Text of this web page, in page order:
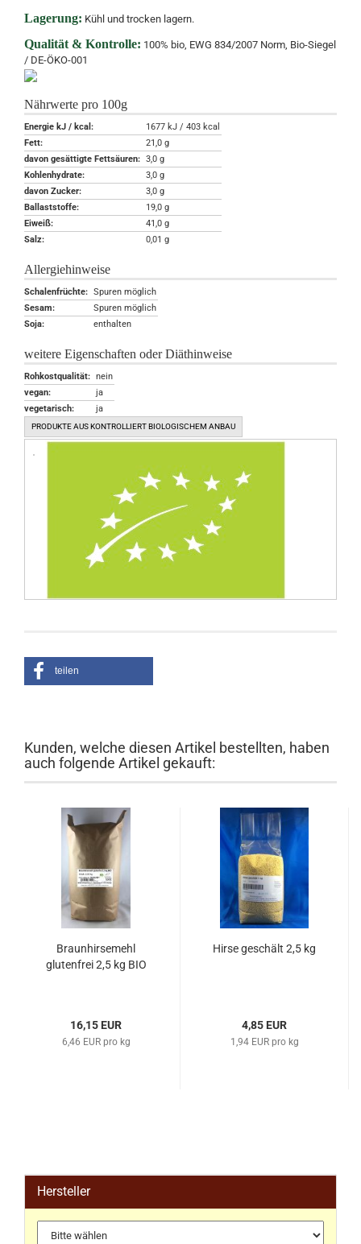
Lagerung: Kühl und trocken lagern.
Qualität & Kontrolle: 100% bio, EWG 834/2007 Norm, Bio-Siegel
/ DE-ÖKO-001
Nährwerte pro 100g
Energie kJ / kcal:
1677 kJ / 403 kcal
Fett:
21,0 g
davon gesättigte Fettsäuren: 3,0 g
Kohlenhydrate:
3,0 g
davon Zucker:
3,0 g
Ballaststoffe:
19,0 g
Eiweiß:
41,0 g
Salz:
0,01 g
Allergiehinweise
Schalenfrüchte: Spuren möglich
Sesam:
Spuren möglich
Soja:
enthalten
weitere Eigenschaften oder Diäthinweise
Rohkostqualität: nein
vegan:
ja
vegetarisch:
ja
PRODUKTE AUS KONTROLLIERT BIOLOGISCHEM ANBAU
teilen
Kunden, welche diesen Artikel bestellten, haben
auch folgende Artikel gekauft:
Braunhirsemehl
glutenfrei 2,5 kg BIO
16,15 EUR
6,46 EUR pro kg
Hirse geschält 2,5 kg
4,85 EUR
1,94 EUR pro kg
Hersteller